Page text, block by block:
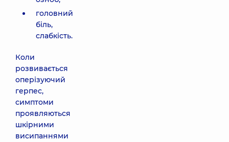
головний
біль,
слабкість.
Коли
розвивається
оперізуючий
герпес,
симптоми
проявляються
шкірними
висипаннями